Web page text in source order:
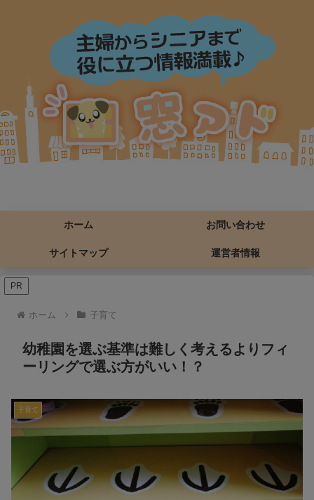
ホーム お問い合わせ
サイトマップ 運営者情報
PR
ホーム 子育て
幼稚園を選ぶ基準は難しく考えるよりフィ
ーリングで選ぶ方がいい！？
子育て